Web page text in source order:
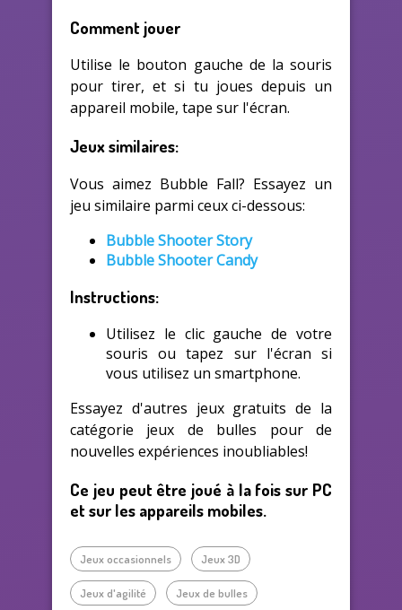
Comment jouer
Utilise le bouton gauche de la souris
pour tirer, et si tu joues depuis un
appareil mobile, tape sur l'écran.
Jeux similaires:
Vous aimez Bubble Fall? Essayez un
jeu similaire parmi ceux ci-dessous:
Bubble Shooter Story
Bubble Shooter Candy
Instructions:
Utilisez le clic gauche de votre
souris ou tapez sur l'écran si
vous utilisez un smartphone.
Essayez d'autres jeux gratuits de la
catégorie jeux de bulles pour de
nouvelles expériences inoubliables!
Ce jeu peut être joué à la fois sur PC
et sur les appareils mobiles.
Jeux occasionnels Jeux 3D
Jeux d'agilité Jeux de bulles